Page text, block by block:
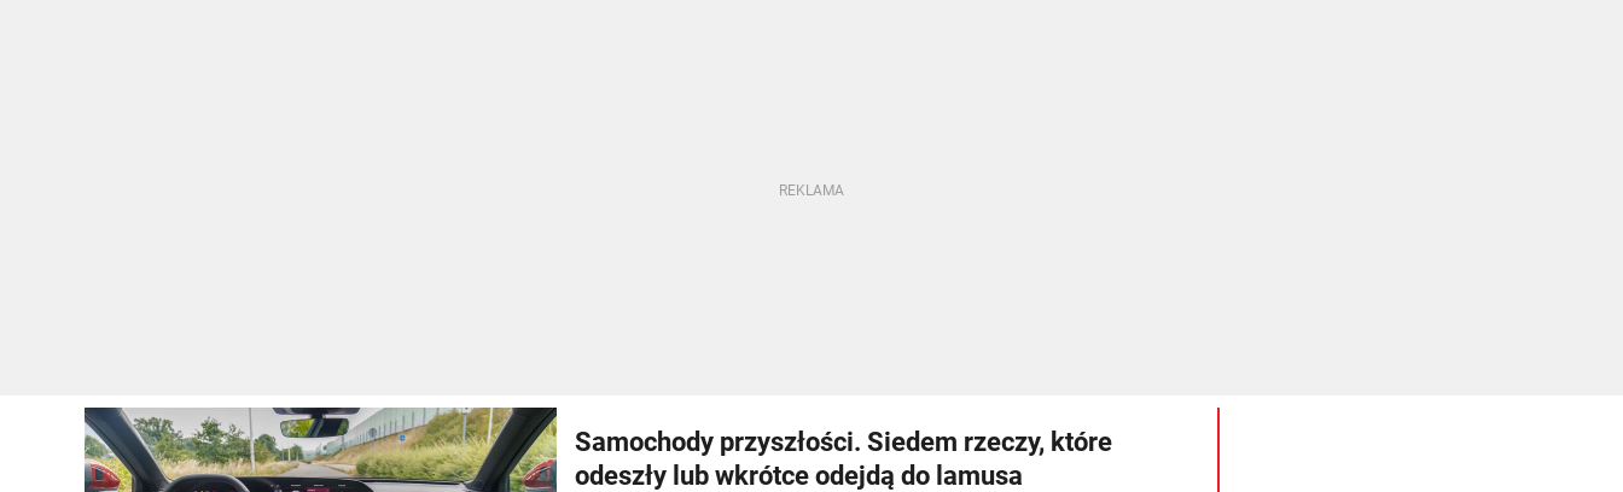
Samochody przyszłości. Siedem rzeczy, które
odeszły lub wkrótce odejdą do lamusa